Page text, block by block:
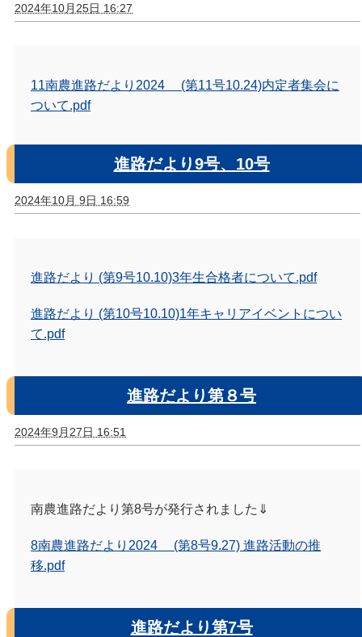
2024年10月25日 16:27
11南農進路だより2024 (第11号10.24)内定者集会に
ついて.pdf
進路だより9号、10号
2024年10月 9日 16:59
進路だより (第9号10.10)3年生合格者について.pdf
進路だより (第10号10.10)1年キャリアイベントについ
て.pdf
進路だより第８号
2024年9月27日 16:51
南農進路だより第8号が発行されました⇓
8南農進路だより2024 (第8号9.27) 進路活動の推
移.pdf
進路だより第7号